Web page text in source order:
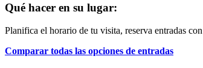
Qué hacer en su lugar:
Planifica el horario de tu visita, reserva entradas
Comparar todas las opciones de entradas